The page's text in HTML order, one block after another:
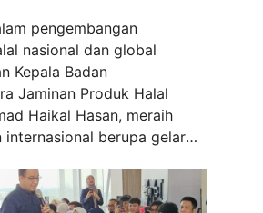
pengembangan
nasional dan global
Kepala Badan
Jaminan Produk Halal
Haikal Hasan, meraih
internasional berupa gelar
Penganugerahan gelar
sebagai bentuk